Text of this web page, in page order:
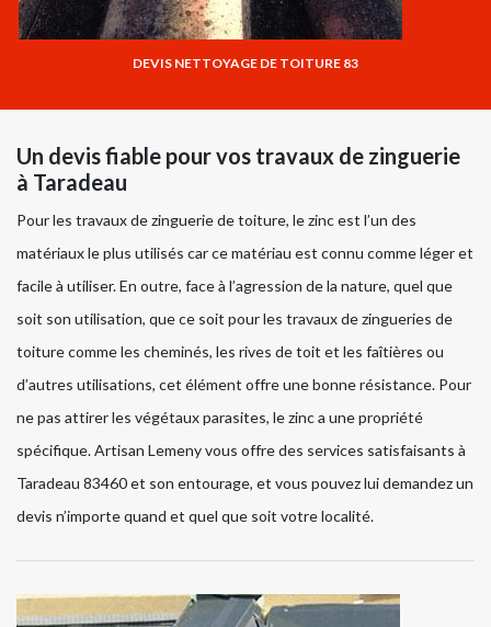
DEVIS NETTOYAGE DE TOITURE 83
Un devis fiable pour vos travaux de zinguerie
à Taradeau
Pour les travaux de zinguerie de toiture, le zinc est l’un des
matériaux le plus utilisés car ce matériau est connu comme léger et
facile à utiliser. En outre, face à l’agression de la nature, quel que
soit son utilisation, que ce soit pour les travaux de zingueries de
toiture comme les cheminés, les rives de toit et les faîtières ou
d’autres utilisations, cet élément offre une bonne résistance. Pour
ne pas attirer les végétaux parasites, le zinc a une propriété
spécifique. Artisan Lemeny vous offre des services satisfaisants à
Taradeau 83460 et son entourage, et vous pouvez lui demandez un
devis n’importe quand et quel que soit votre localité.